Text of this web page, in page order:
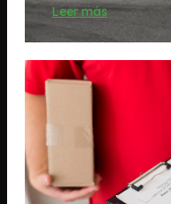
Leer más